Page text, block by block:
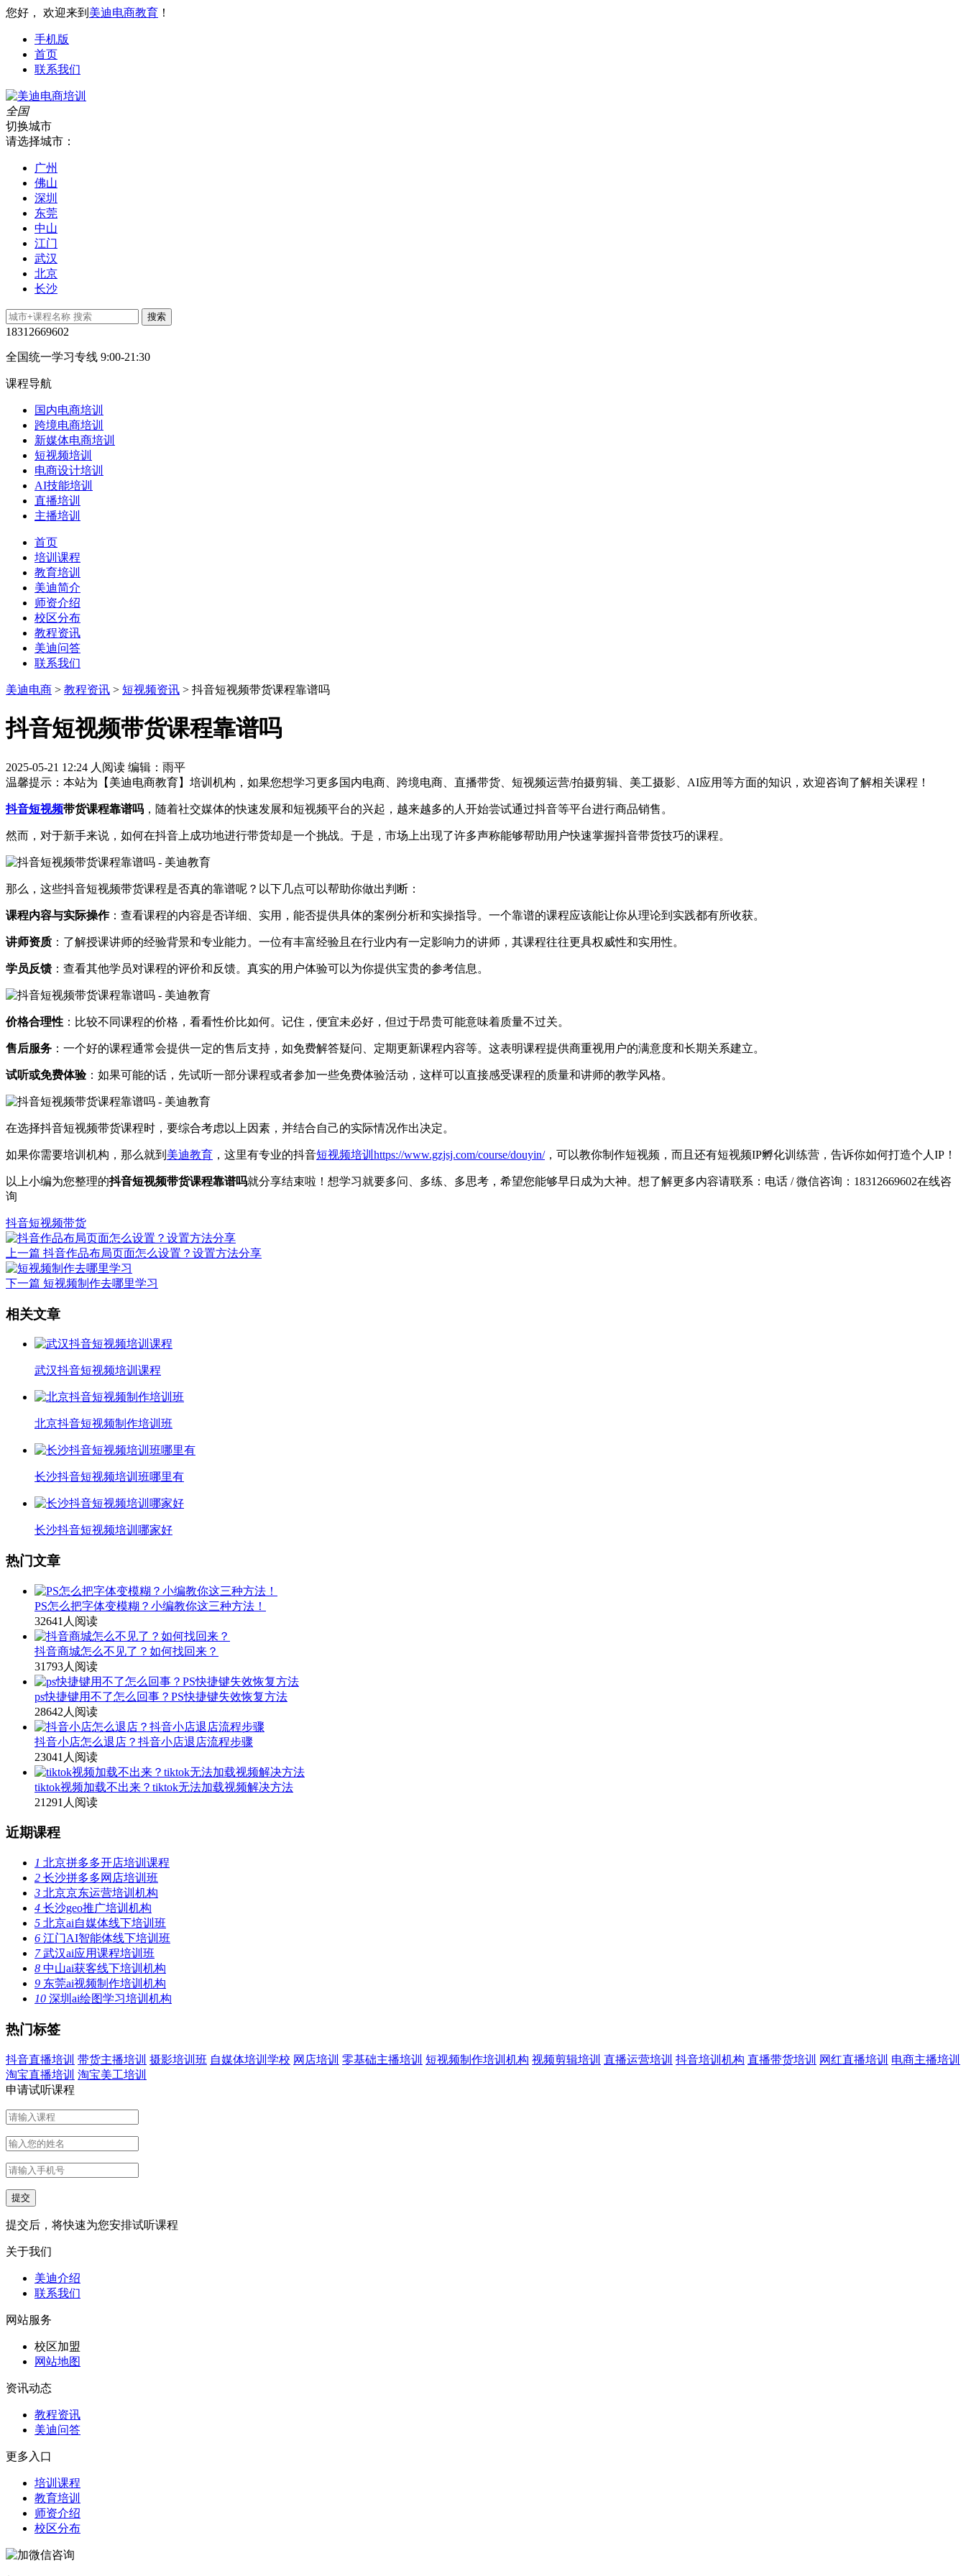
您好， 欢迎来到 美迪电商教育 ！
手机版
首页
联系我们
全国
切换城市
请选择城市：
广州
佛山
深圳
东莞
中山
江门
武汉
北京
长沙
18312669602
全国统一学习专线 9:00-21:30
课程导航
国内电商培训
跨境电商培训
新媒体电商培训
短视频培训
电商设计培训
AI技能培训
直播培训
主播培训
首页
培训课程
教育培训
美迪简介
师资介绍
校区分布
教程资讯
美迪问答
联系我们
美迪电商 > 教程资讯 > 短视频资讯 > 抖音短视频带货课程靠谱吗
抖音短视频带货课程靠谱吗
2025-05-21 12:24 人阅读 编辑：雨平
温馨提示：本站为【美迪电商教育】培训机构，如果您想学习更多国内电商、跨境电商、直播带货、短视频运营/拍摄剪辑、美工摄影、AI应用等方面的知识，欢迎咨询了解相关课程！
抖音短视频带货课程靠谱吗 ，随着社交媒体的快速发展和短视频平台的兴起，越来越多的人开始尝试通过抖音等平台进行商品销售。
然而，对于新手来说，如何在抖音上成功地进行带货却是一个挑战。于是，市场上出现了许多声称能够帮助用户快速掌握抖音带货技巧的课程。
那么，这些抖音短视频带货课程是否真的靠谱呢？以下几点可以帮助你做出判断：
课程内容与实际操作：查看课程的内容是否详细、实用，能否提供具体的案例分析和实操指导。一个靠谱的课程应该能让你从理论到实践都有所收获。
讲师资质 ：了解授课讲师的经验背景和专业能力。一位有丰富经验且在行业内有一定影响力的讲师，其课程往往更具权威性和实用性。
学员反馈 ：查看其他学员对课程的评价和反馈。真实的用户体验可以为你提供宝贵的参考信息。
价格合理性 ：比较不同课程的价格，看看性价比如何。记住，便宜未必好，但过于昂贵可能意味着质量不过关。
售后服务 ：一个好的课程通常会提供一定的售后支持，如免费解答疑问、定期更新课程内容等。这表明课程提供商重视用户的满意度和长期关系建立。
试听或免费体验：如果可能的话，先试听一部分课程或者参加一些免费体验活动，这样可以直接感受课程的质量和讲师的教学风格。
在选择抖音短视频带货课程时，要综合考虑以上因素，并结合自己的实际情况作出决定。
如果你需要培训机构，那么就到 美迪教育 ，这里有专业的抖音短视频培训 https://www.gzjsj.com/course/douyin/，可以教你制作短视频，而且还有短视频IP孵化训练营，告诉你如何打造个人IP！
以上小编为您整理的抖音短视频带货课程靠谱吗就分享结束啦！想学习就要多问、多练、多思考，希望您能够早日成为大神。想了解更多内容请联系： 电话 / 微信咨询：18312669602在线咨
询
抖音短视频带货
上一篇 抖音作品布局页面怎么设置？设置方法分享
下一篇 短视频制作去哪里学习
相关文章
武汉抖音短视频培训课程
北京抖音短视频制作培训班
长沙抖音短视频培训班哪里有
长沙抖音短视频培训哪家好
热门文章
PS怎么把字体变模糊？小编教你这三种方法！
32641人阅读
抖音商城怎么不见了？如何找回来？
31793人阅读
ps快捷键用不了怎么回事？PS快捷键失效恢复方法
28642人阅读
抖音小店怎么退店？抖音小店退店流程步骤
23041人阅读
tiktok视频加载不出来？tiktok无法加载视频解决方法
21291人阅读
近期课程
1 北京拼多多开店培训课程
2 长沙拼多多网店培训班
3 北京京东运营培训机构
4 长沙geo推广培训机构
5 北京ai自媒体线下培训班
6 江门AI智能体线下培训班
7武汉ai应用课程培训班
8 中山ai获客线下培训机构
9 东莞ai视频制作培训机构
10 深圳ai绘图学习培训机构
热门标签
抖音直播培训 带货主播培训 摄影培训班 自媒体培训学校 网店培训 零基础主播培训 短视频制作培训机构 视频剪辑培训 直播运营培训 抖音培训机构 直播带货培训 网红直播培训 电商主播培训
淘宝直播培训 淘宝美工培训
申请试听课程
提交后，将快速为您安排试听课程
关于我们
美迪介绍
联系我们
网站服务
校区加盟
网站地图
资讯动态
教程资讯
美迪问答
更多入口
培训课程
教育培训
师资介绍
校区分布